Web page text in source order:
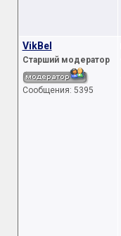
VikBel
Старший модератор
Сообщения: 5395